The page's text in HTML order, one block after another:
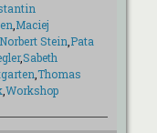
Maciej
Norbert Stein Pata
,Sabeth
Thomas
,Workshop